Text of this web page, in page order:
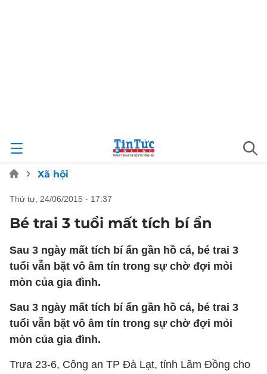
Xã hội
thứ tư, 24/06/2015 - 17:37
Bé trai 3 tuổi mất tích bí ẩn
Sau 3 ngày mất tích bí ẩn gần hồ cá, bé trai 3
tuổi vẫn bặt vô âm tín trong sự chờ đợi mỏi
mòn của gia đình.
Sau 3 ngày mất tích bí ẩn gần hồ cá, bé trai 3
tuổi vẫn bặt vô âm tín trong sự chờ đợi mỏi
mòn của gia đình.
Trưa 23-6, Công an TP Đà Lạt, tỉnh Lâm Đồng cho